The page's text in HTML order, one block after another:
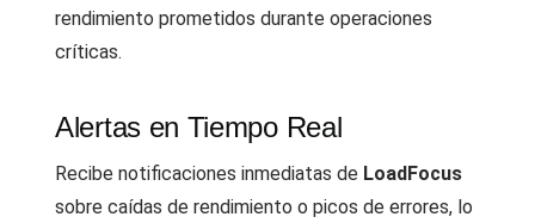
rendimiento prometidos durante operaciones
críticas.
Alertas en Tiempo Real
Recibe notificaciones inmediatas de LoadFocus
sobre caídas de rendimiento o picos de errores, lo